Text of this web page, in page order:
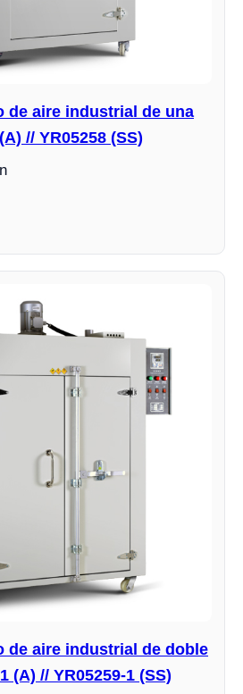
de aire industrial de una
// YR05258 (SS)
de aire industrial de doble
(A) // YR05259-1 (SS)